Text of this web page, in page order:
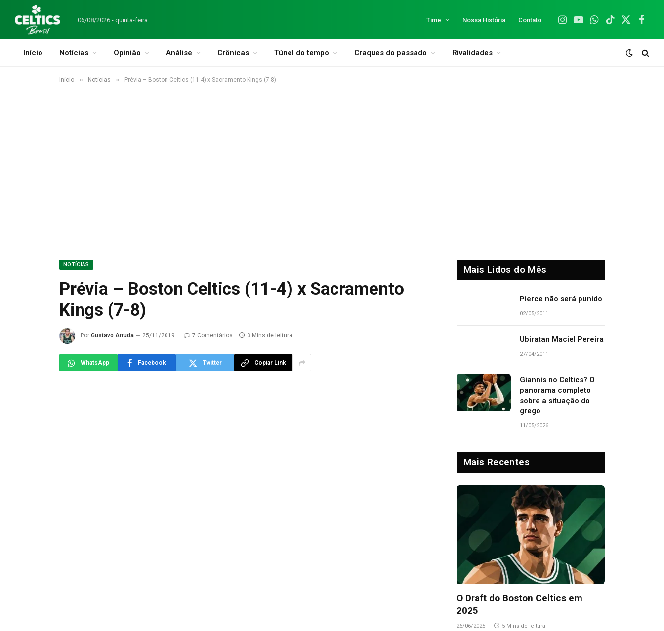
06/08/2026 - quinta-feira Time Nossa História Contato
Instagram
YouTubeWhatsApp
TikTok
X
Início Notícias Opinião Análise Crônicas Túnel do tempo Craques do passado Rivalidades
Início » Notícias » Prévia – Boston Celtics (11-4) x Sacramento Kings (7-8)
NOTÍCIAS
Prévia – Boston Celtics (11-4) x Sacramento
Kings (7-8)
Por Gustavo Arruda 25/11/2019 7 Comentários 3 Mins de leitura
WhatsApp Facebook Twitter Copiar Link
Mais Lidos do Mês
Pierce não será punido
02/05/2011
Ubiratan Maciel Pereira
27/04/2011
Giannis no Celtics? O
panorama completo
sobre a situação do
grego
11/05/2026
Mais Recentes
O Draft do Boston Celtics em
2025
26/06/2025
5 Mins de leitura